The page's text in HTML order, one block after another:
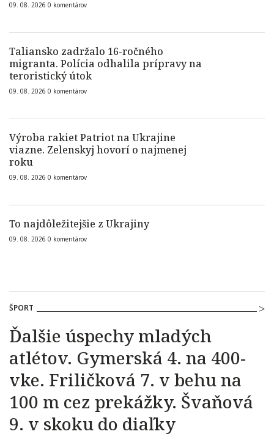
09. 08. 2026 0 komentárov
Taliansko zadržalo 16-ročného
migranta. Polícia odhalila prípravy na
teroristický útok
09. 08. 2026 0 komentárov
Výroba rakiet Patriot na Ukrajine
viazne. Zelenskyj hovorí o najmenej
roku
09. 08. 2026 0 komentárov
To najdôležitejšie z Ukrajiny
09. 08. 2026 0 komentárov
ŠPORT